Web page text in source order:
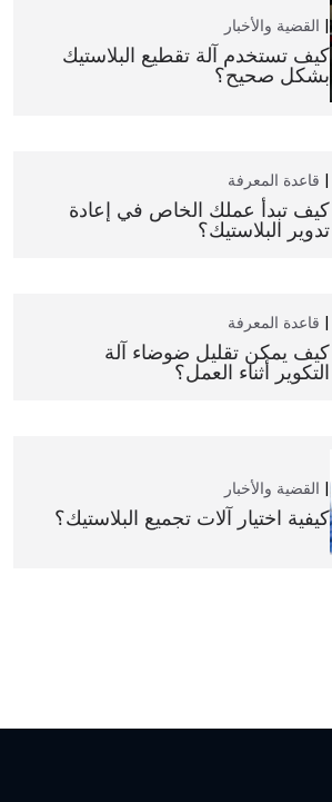
القضية والأخبار
كيف تستخدم آلة تقطيع البلاستيك
بشكل صحيح؟
قاعدة المعرفة
كيف تبدأ عملك الخاص في إعادة
تدوير البلاستيك؟
قاعدة المعرفة
كيف يمكن تقليل ضوضاء آلة
التكوير أثناء العمل؟
القضية والأخبار
كيفية اختيار آلات تجميع البلاستيك؟